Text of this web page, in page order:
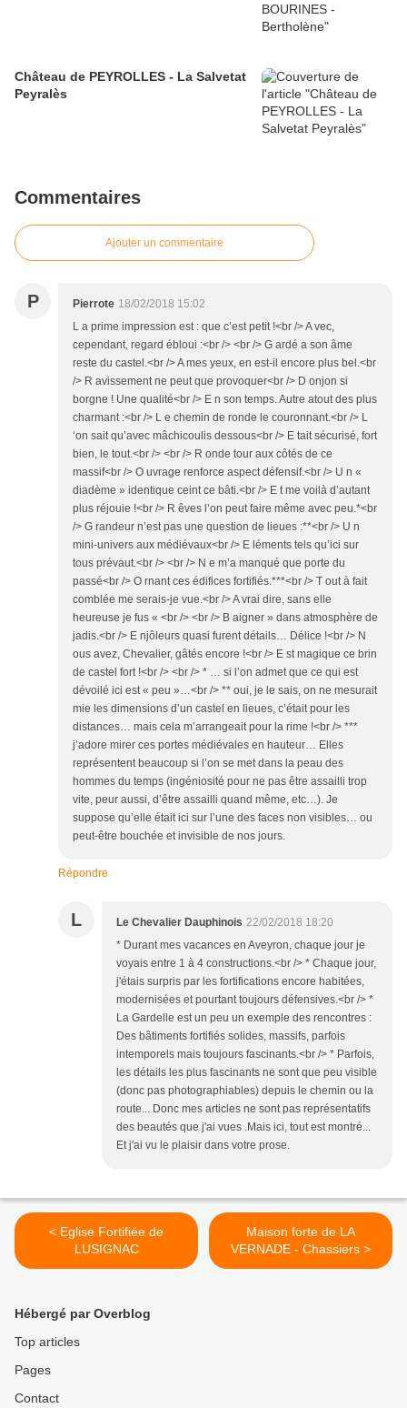
Château de PEYROLLES - La Salvetat
Peyralès
Commentaires
Ajouter un commentaire
P Pierrote 18/02/2018 15:02
L a prime impression est : que c’est petit !<br /> A vec,
cependant, regard ébloui :<br /> <br /> G ardé a son âme
reste du castel.<br /> A mes yeux, en est-il encore plus bel.<br
/> R avissement ne peut que provoquer<br /> D onjon si
borgne ! Une qualité<br /> E n son temps. Autre atout des plus
charmant :<br /> L e chemin de ronde le couronnant.<br /> L
‘on sait qu’avec mâchicoulis dessous<br /> E tait sécurisé, fort
bien, le tout.<br /> <br /> R onde tour aux côtés de ce
massif<br /> O uvrage renforce aspect défensif.<br /> U n «
diadème » identique ceint ce bâti.<br /> E t me voilà d’autant
plus réjouie !<br /> R êves l’on peut faire même avec peu.*<br
/> G randeur n’est pas une question de lieues :**<br /> U n
mini-univers aux médiévaux<br /> E léments tels qu’ici sur
tous prévaut.<br /> <br /> N e m’a manqué que porte du
passé<br /> O rnant ces édifices fortifiés.***<br /> T out à fait
comblée me serais-je vue.<br /> A vrai dire, sans elle
heureuse je fus « <br /> <br /> B aigner » dans atmosphère de
jadis.<br /> E njôleurs quasi furent détails… Délice !<br /> N
ous avez, Chevalier, gâtés encore !<br /> E st magique ce brin
de castel fort !<br /> <br /> * … si l’on admet que ce qui est
dévoilé ici est « peu »…<br /> ** oui, je le sais, on ne mesurait
mie les dimensions d’un castel en lieues, c’était pour les
distances… mais cela m’arrangeait pour la rime !<br /> ***
j’adore mirer ces portes médiévales en hauteur… Elles
représentent beaucoup si l’on se met dans la peau des
hommes du temps (ingéniosité pour ne pas être assailli trop
vite, peur aussi, d’être assailli quand même, etc…). Je
suppose qu’elle était ici sur l’une des faces non visibles… ou
peut-être bouchée et invisible de nos jours.
Répondre
L Le Chevalier Dauphinois 22/02/2018 18:20
* Durant mes vacances en Aveyron, chaque jour je
voyais entre 1 à 4 constructions.<br /> * Chaque jour,
j'étais surpris par les fortifications encore habitées,
modernisées et pourtant toujours défensives.<br /> *
La Gardelle est un peu un exemple des rencontres :
Des bâtiments fortifiés solides, massifs, parfois
intemporels mais toujours fascinants.<br /> * Parfois,
les détails les plus fascinants ne sont que peu visible
(donc pas photographiables) depuis le chemin ou la
route... Donc mes articles ne sont pas représentatifs
des beautés que j'ai vues .Mais ici, tout est montré...
Et j'ai vu le plaisir dans votre prose.
< Eglise Fortifiée de
LUSIGNAC
Maison forte de LA
VERNADE - Chassiers >
Hébergé par Overblog
Top articles
Pages
Contact